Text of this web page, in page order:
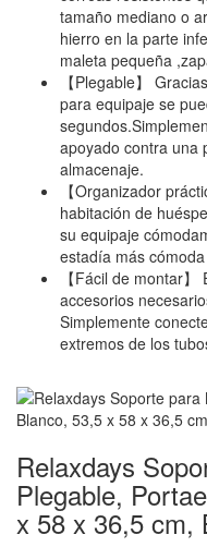
tamaño mediano o
hierro en la parte
maleta pequeña
【Plegable】
para equipaje se
apoyado contra una
almacenaje.
【Organizador
habitación de
su equipaje
estadía más
【Fácil de montar
accesorios
Simplemente
extremos de los
Relaxdays
Plegable,
x 58 x 36,5 cm,